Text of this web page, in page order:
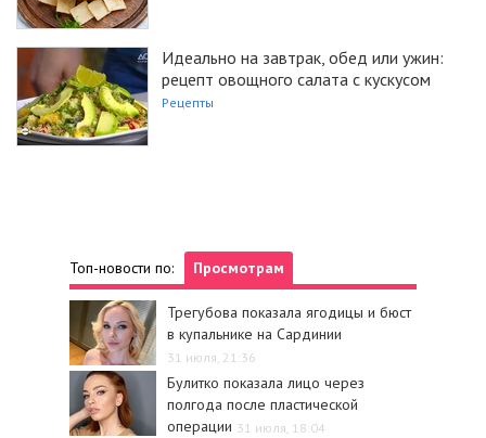
Идеально на завтрак, обед или ужин:
рецепт овощного салата с кускусом
Рецепты
Топ-новости по: Просмотрам
Трегубова показала ягодицы и бюст
в купальнике на Сардинии
31 июля, 21:36
Булитко показала лицо через
полгода после пластической
операции 31 июля, 18:04